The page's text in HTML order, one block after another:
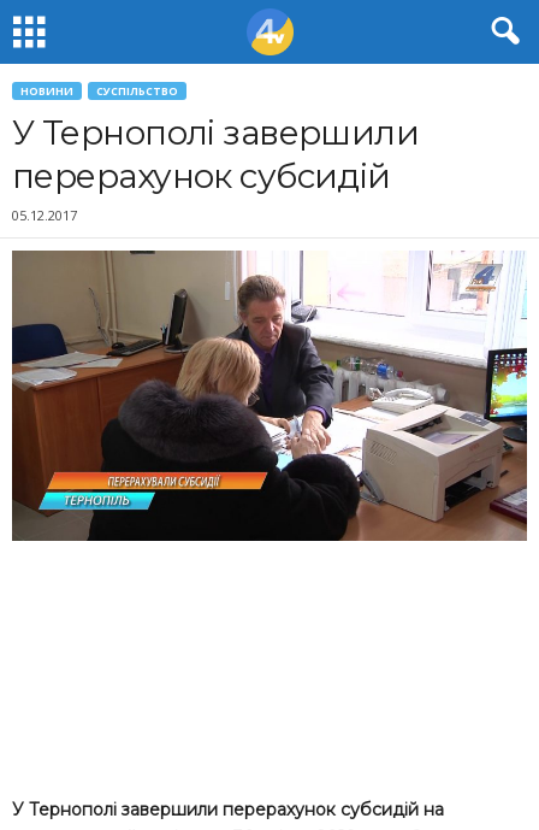
НОВИНИ СУСПІЛЬСТВО
У Тернополі завершили
перерахунок субсидій
05.12.2017
У Тернополі завершили перерахунок субсидій на